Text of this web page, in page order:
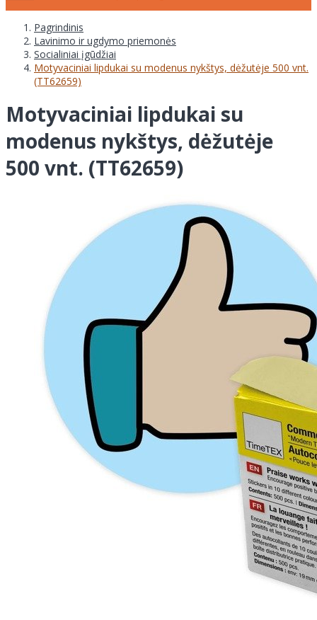
Pagrindinis
Lavinimo ir ugdymo priemonės
Socialiniai įgūdžiai
Motyvaciniai lipdukai su modenus nykštys, dėžutėje 500 vnt.
(TT62659)
Motyvaciniai lipdukai su
modenus nykštys, dėžutėje
500 vnt. (TT62659)